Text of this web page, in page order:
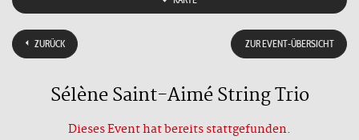
ZURÜCK ZUR EVENT-ÜBERSICHT
Sélène Saint-Aimé String Trio
Dieses Event hat bereits stattgefunden.